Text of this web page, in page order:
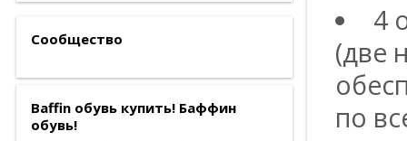
Сообщество
Baffin обувь купить! Баффин
обувь!
4
(две
по